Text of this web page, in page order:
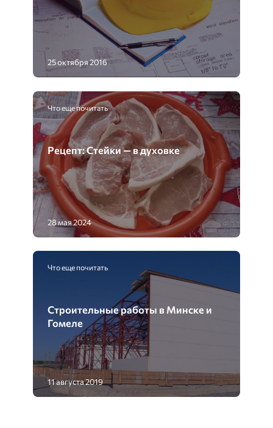
25 октября 2016
Что еще почитать
Рецепт: Стейки — в духовке
28 мая 2024
Что еще почитать
Строительные работы в Минске и
Гомеле
11 августа 2019